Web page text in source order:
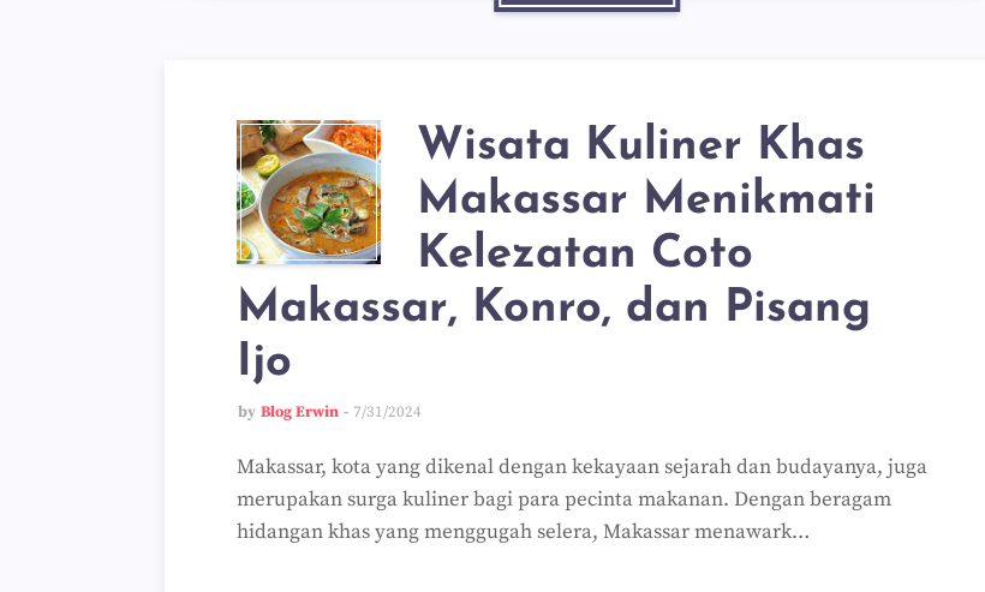
Wisata Kuliner Khas
Makassar Menikmati
Kelezatan Coto
Makassar, Konro, dan Pisang
Ijo
by Blog Erwin 7/31/2024
Makassar, kota yang dikenal dengan kekayaan sejarah dan budayanya, juga
merupakan surga kuliner bagi para pecinta makanan. Dengan beragam
hidangan khas yang menggugah selera, Makassar menawark…